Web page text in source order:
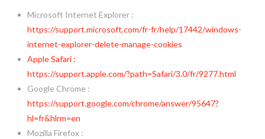
Microsoft Internet Explorer :
https://support.microsoft.com/fr-fr/help/17442/windows-
internet-explorer-delete-manage-cookies
Apple Safari :
https://support.apple.com/?path=Safari/3.0/fr/9277.html
Google Chrome :
https://support.google.com/chrome/answer/95647?
hl=fr&hlrm=en
Mozilla Firefox :